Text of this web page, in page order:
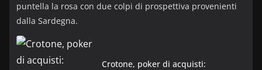
puntella la rosa con due colpi di prospettiva provenienti
dalla Sardegna.
Crotone, poker di acquisti: